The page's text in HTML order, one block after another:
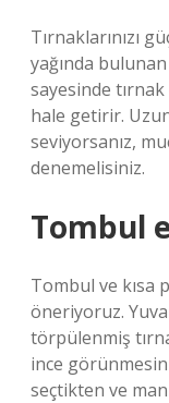
Tırnaklarınızı
yağında
sayesinde
hale getirir.
seviyorsanız,
denemelisiniz.
Tombul
Tombul ve kısa
öneriyoruz.
törpülenmiş
ince
seçtikten ve